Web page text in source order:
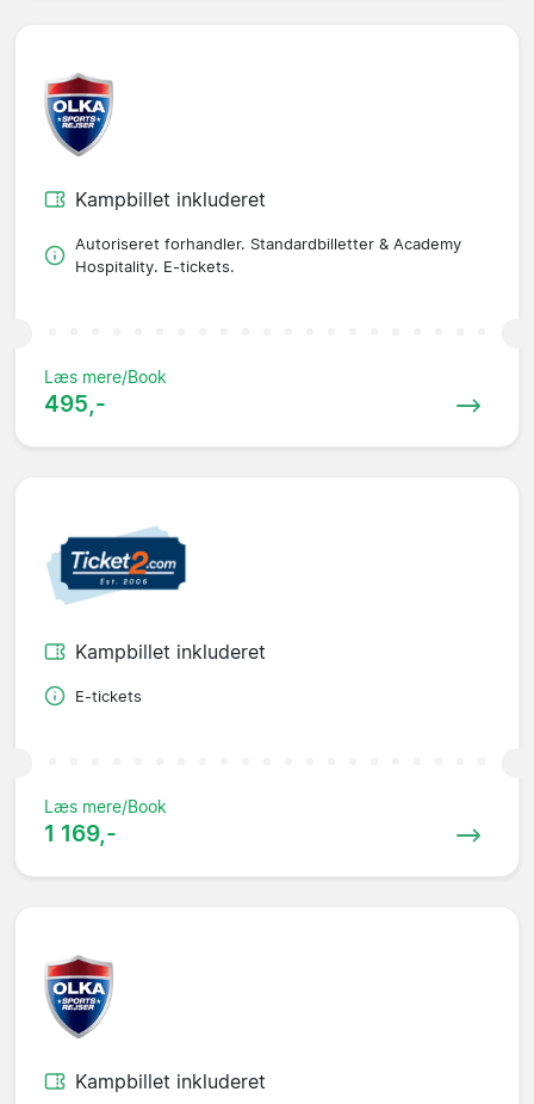
Kampbillet inkluderet
Autoriseret forhandler. Standardbilletter & Academy
Hospitality. E-tickets.
Læs mere/Book
495,-
Kampbillet inkluderet
E-tickets
Læs mere/Book
1 169,-
Kampbillet inkluderet